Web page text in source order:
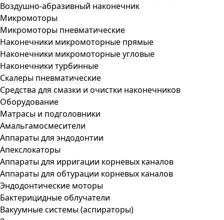
Воздушно-абразивный наконечник
Микромоторы
Микромоторы пневматические
Наконечники микромоторные прямые
Наконечники микромоторные угловые
Наконечники турбинные
Скалеры пневматические
Средства для смазки и очистки наконечников
Оборудование
Матрасы и подголовники
Амальгамосмесители
Аппараты для эндодонтии
Апекслокаторы
Аппараты для ирригации корневых каналов
Аппараты для обтурации корневых каналов
Эндодонтические моторы
Бактерицидные облучатели
Вакуумные системы (аспираторы)